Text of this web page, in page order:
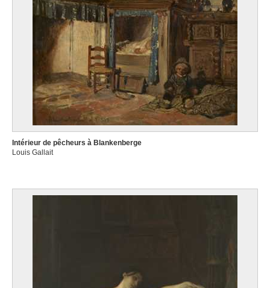
Intérieur de pêcheurs à Blankenberge
Louis Gallait